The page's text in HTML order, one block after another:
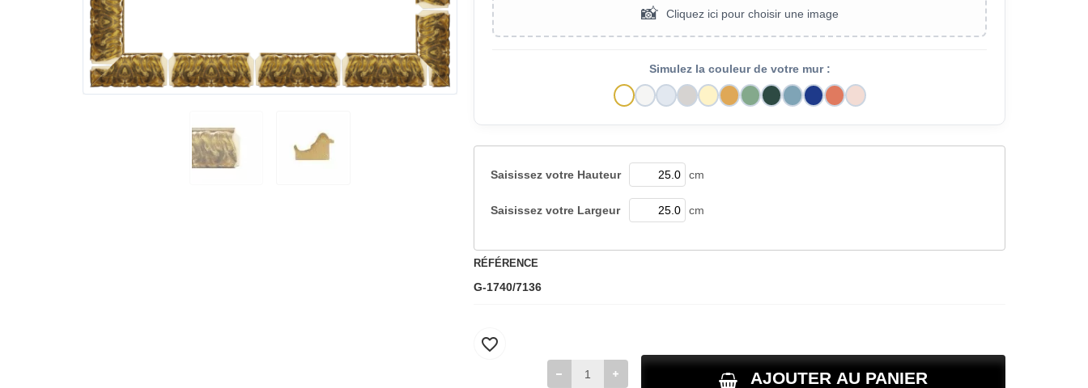
📸 Cliquez ici pour choisir une image
Simulez la couleur de votre mur :
Saisissez votre Hauteur cm
Saisissez votre Largeur cm
RÉFÉRENCE
G-1740/7136
AJOUTER AU PANIER
favorite_border